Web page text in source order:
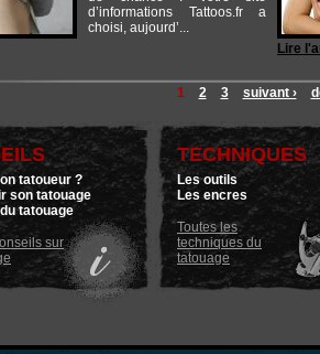
d’informations Tattoos.fr a
choisi, aujourd’...
Lire
1 2 3 suivant ›
tatoueur ?
son tatouage
tatouage
sur
TECHNIQUES
Les outils
Les encres
Toutes les
techniques du
tatouage